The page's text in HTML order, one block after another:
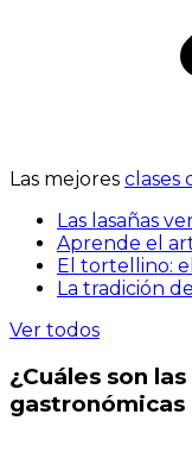
Las mejores clases
Las lasañas
Aprende el
El tortellino:
La tradición
Ver todos
¿Cuáles son
gastronómicas